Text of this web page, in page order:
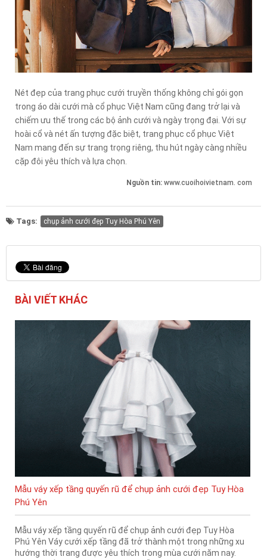
Nét đẹp của trang phục cưới truyền thống không chỉ gói gọn
trong áo dài cưới mà cổ phục Việt Nam cũng đang trở lại và
chiếm ưu thế trong các bộ ảnh cưới và ngày trọng đại. Với sự
hoài cổ và nét ấn tượng đặc biệt, trang phục cổ phục Việt
Nam mang đến sự trang trọng riêng, thu hút ngày càng nhiều
cặp đôi yêu thích và lựa chọn.
Nguồn tin: www.cuoihoivietnam. com
Tags: chụp ảnh cưới đẹp Tuy Hòa Phú Yên
BÀI VIẾT KHÁC
Mẫu váy xếp tầng quyến rũ để chụp ảnh cưới đẹp Tuy Hòa
Phú Yên
Mẫu váy xếp tầng quyến rũ để chụp ảnh cưới đẹp Tuy Hòa
Phú Yên Váy cưới xếp tầng đã trở thành một trong những xu
hướng thời trang được yêu thích trong mùa cưới năm nay.